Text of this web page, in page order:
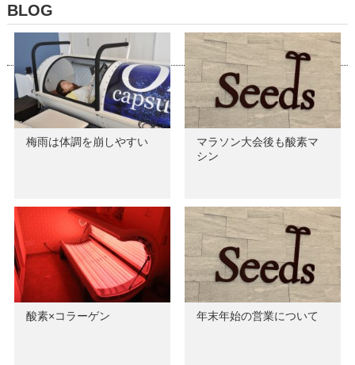
BLOG
梅雨は体調を崩しやすい
マラソン大会後も酸素マ
シン
酸素×コラーゲン 年末年始の営業について